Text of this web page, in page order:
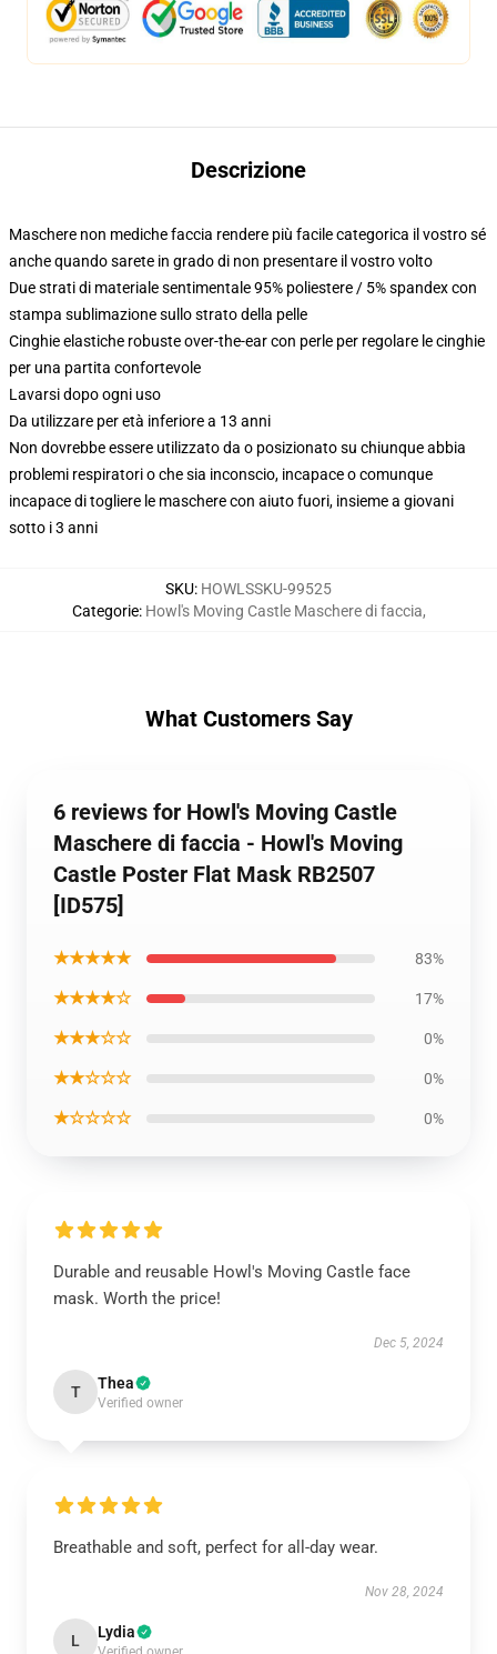
Descrizione
Maschere non mediche faccia rendere più facile categorica il vostro sé
anche quando sarete in grado di non presentare il vostro volto
Due strati di materiale sentimentale 95% poliestere / 5% spandex con
stampa sublimazione sullo strato della pelle
Cinghie elastiche robuste over-the-ear con perle per regolare le cinghie
per una partita confortevole
Lavarsi dopo ogni uso
Da utilizzare per età inferiore a 13 anni
Non dovrebbe essere utilizzato da o posizionato su chiunque abbia
problemi respiratori o che sia inconscio, incapace o comunque
incapace di togliere le maschere con aiuto fuori, insieme a giovani
sotto i 3 anni
SKU: HOWLSSKU-99525
Categorie: Howl's Moving Castle Maschere di faccia,
What Customers Say
6 reviews for Howl's Moving Castle
Maschere di faccia - Howl's Moving
Castle Poster Flat Mask RB2507
[ID575]
★★★★★ 83%
★★★★☆ 17%
★★★☆☆ 0%
★★☆☆☆ 0%
★☆☆☆☆ 0%
Durable and reusable Howl's Moving Castle face
mask. Worth the price!
Dec 5, 2024
T Thea
Verified owner
Breathable and soft, perfect for all-day wear.
Nov 28, 2024
L Lydia